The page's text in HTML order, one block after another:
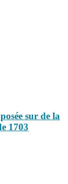
sur de la
1703